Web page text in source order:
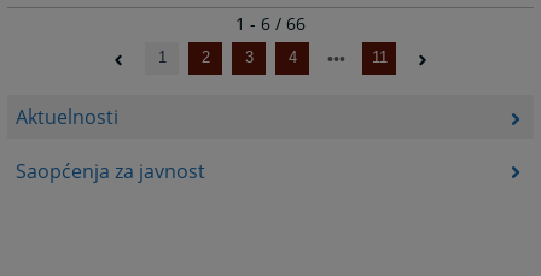
Aktuelnosti
Saopćenja za javnost
1 - 6 / 66
1 2 3 4 11